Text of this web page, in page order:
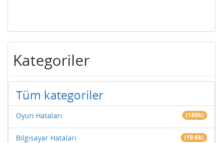
Kategoriler
Tüm kategoriler
Oyun Hataları (180k)
Bilgisayar Hataları (19.6k)